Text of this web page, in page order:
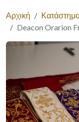
Αρχική
Deacon Orarion